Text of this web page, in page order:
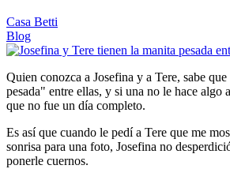
Casa Betti
Blog
Quien conozca a Josefina y a Tere, sabe
pesada" entre ellas, y si una no le hace algo
que no fue un día completo.
Es así que cuando le pedí a Tere que me
sonrisa para una foto, Josefina no
ponerle cuernos.